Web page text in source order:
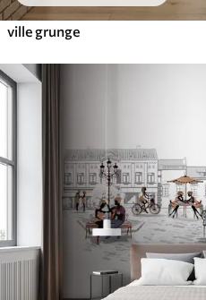
ville grunge